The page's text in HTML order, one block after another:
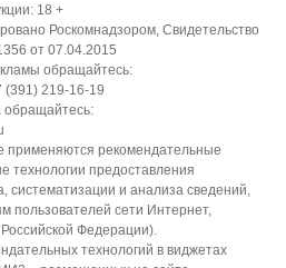
18 +
Роскомнадзором, Свидетельство
от 07.04.2015
обращайтесь:
(391) 219-16-19
обращайтесь:
рекомендательные
технологии предоставления
и анализа сведений,
пользователей сети Интернет,
Федерации).
технологий в виджетах